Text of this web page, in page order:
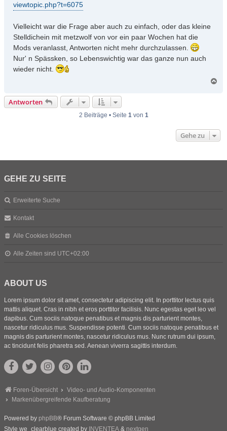
viewtopic.php?t=6075
Vielleicht war die Frage aber auch zu einfach, oder das kleine
Stelldichein mit metzwolf von vor ein paar Wochen hat die
Mods veranlasst, Antworten nicht mehr durchzulassen.
Nur' n Spässken, so Lebenswichtig war das ganze nun auch
wieder nicht.
e
Antworten
2 Beiträge • Seite 1von 1
Gehe zu
GEHE ZU SEITE
Erweiterte Suche
Kontakt
Alle Cookies löschen
Alle Zeiten sind UTC+02:00
ABOUT US
Lorem ipsum dolor sit amet, consectetur adipiscing elit. In porttitor lectus quis
mattis aliquet. Cras in nibh et eros porttitor facilisis. Nunc egestas eget leo vel
dapibus. Cum sociis natoque penatibus et magnis dis parturient montes,
nascetur ridiculus mus. Suspendisse potenti. Cum sociis natoque penatibus et
magnis dis parturient montes, nascetur ridiculus mus. Nunc rutrum dui ipsum,
ac tincidunt felis pharetra sed. Aenean viverra sagittis interdum.
Foren-Übersicht
Video- und Audio-Komponenten
Markenübergreifende Kaufberatung
Powered by phpBB® Forum Software © phpBB Limited
Style we_clearblue created by INVENTEA & nextgen